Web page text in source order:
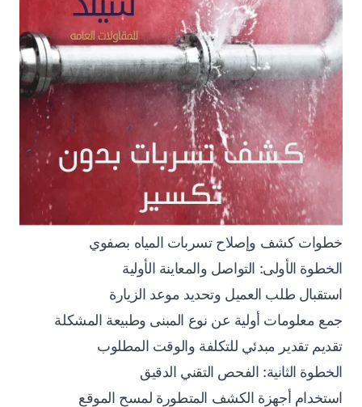
خطوات كشف وإصلاح تسربات المياه بصفوي
الخطوة الأولى: التواصل والمعاينة الأولية
استقبال طلب العميل وتحديد موعد الزيارة
جمع معلومات أولية عن نوع المبنى وطبيعة المشكلة
تقديم تقدير مبدئي للتكلفة والوقت المطلوب
الخطوة الثانية: الفحص التقني الدقيق
استخدام أجهزة الكشف المتطورة لمسح الموقع